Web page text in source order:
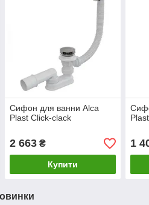
Сифон для ванни Alca
Plast Сlick-clack
2 663₴
Купити
Plast
1